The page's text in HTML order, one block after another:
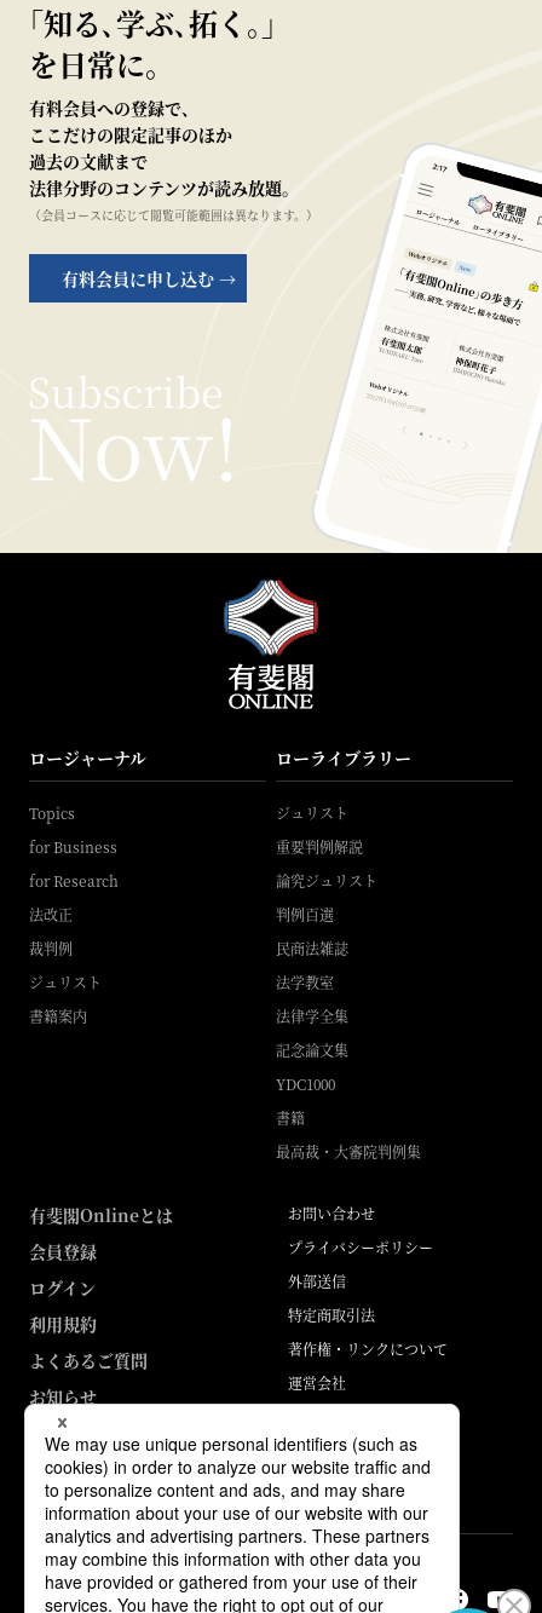
｢知る､学ぶ､拓く｡｣
を日常に。
有料会員への登録で、
ここだけの限定記事のほか
過去の文献まで
法律分野のコンテンツが読み放題。
（会員コースに応じて閲覧可能範囲は異なります。）
有料会員に申し込む →
ロージャーナル
Topics
for Business
for Research
法改正
裁判例
ジュリスト
書籍案内
ローライブラリー
ジュリスト
重要判例解説
論究ジュリスト
判例百選
民商法雑誌
法学教室
法律学全集
記念論文集
YDC1000
書籍
最高裁・大審院判例集
有斐閣Onlineとは
会員登録
ログイン
利用規約
よくあるご質問
お知らせ
お問い合わせ
プライバシーポリシー
外部送信
特定商取引法
著作権・リンクについて
運営会社